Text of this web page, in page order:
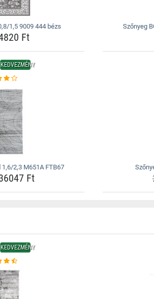
1,5 9009 444 bézs
Ft
Szőnyeg
KEDVEZMÉNY
2,3 M651A FTB67
Ft
KEDVEZMÉNY